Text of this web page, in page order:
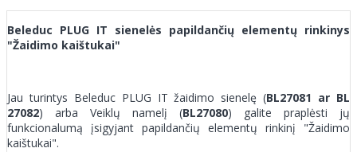
Beleduc PLUG IT sienelės papildančių elementų rinkinys
"Žaidimo kaištukai"
Jau turintys Beleduc PLUG IT žaidimo sienelę (BL27081 ar BL
27082) arba Veiklų namelį (BL27080) galite praplėsti jų
funkcionalumą įsigyjant papildančių elementų rinkinį "Žaidimo
kaištukai".